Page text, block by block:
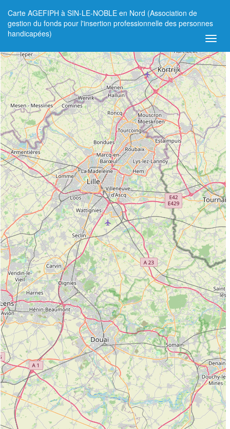
Carte AGEFIPH à SIN-LE-NOBLE en Nord (Association de
gestion du fonds pour l'insertion professionnelle des personnes
handicapées)
+
−